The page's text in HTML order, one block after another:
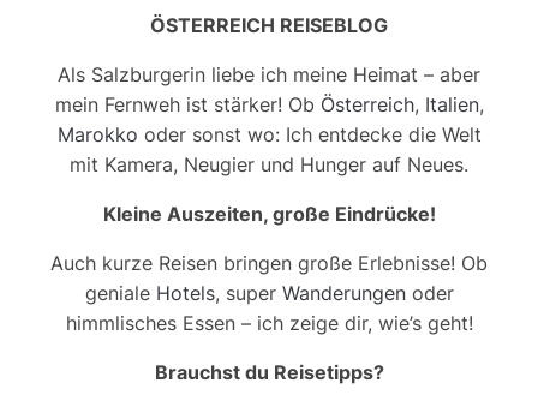
ÖSTERREICH REISEBLOG
Als Salzburgerin liebe ich meine Heimat – aber
mein Fernweh ist stärker! Ob Österreich, Italien,
Marokko oder sonst wo: Ich entdecke die Welt
mit Kamera, Neugier und Hunger auf Neues.
Kleine Auszeiten, große Eindrücke!
Auch kurze Reisen bringen große Erlebnisse! Ob
geniale Hotels, super Wanderungenoder
himmlisches Essen – ich zeige dir, wie’s geht!
Brauchst du Reisetipps?